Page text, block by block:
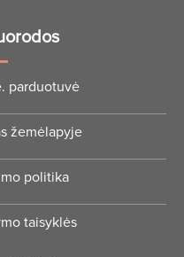
parduotuvė
žemėlapyje
politika
taisyklės